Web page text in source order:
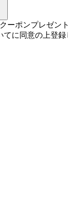
ーポンプレゼ
に同意の上登